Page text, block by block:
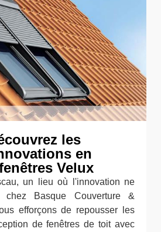
les
en
Velux
un lieu où l'innovation ne
Basque Couverture &
efforçons de repousser les
de fenêtres de toit avec